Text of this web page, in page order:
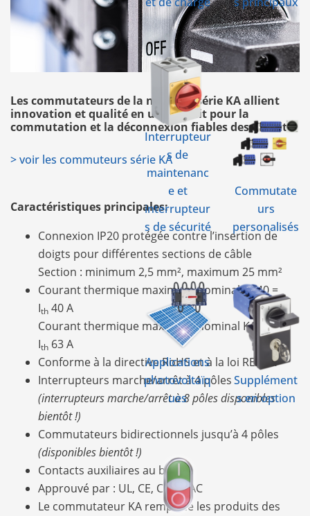
Interrupteur
s de
maintenanc
e et
interrupteur
s de sécurité
Commutate
urs
personalisés
Applications
photovoltaïq
ues
Supplément
s en option
Les commutateurs de la nouvelle série KA allient
innovation et qualité en un produit pour la
commutation et la déconnexion fiables des circuits.
>voir les commuteurs série KA
Caractéristiques principales:
Connexion IP20 protégée contre l’insertion de
doigts pour différentes sections de câble
Section : minimum 2,5 mm², maximum 25 mm²
Courant thermique maximum nominal KA40 =
Ith 40 A
Courant thermique maximum nominal KA63 =
Ith 63 A
Conforme à la directive RoHS et à la loi REACH
Interrupteurs marche/arrêt à 4 pôles
(interrupteurs marche/arrêt à 8 pôles disponibles
bientôt !)
Commutateurs bidirectionnels jusqu’à 4 pôles
(disponibles bientôt !)
Contacts auxiliaires au besoin
Approuvé par : UL, CE, CCC, EAC
Le commutateur KA remplace les produits des